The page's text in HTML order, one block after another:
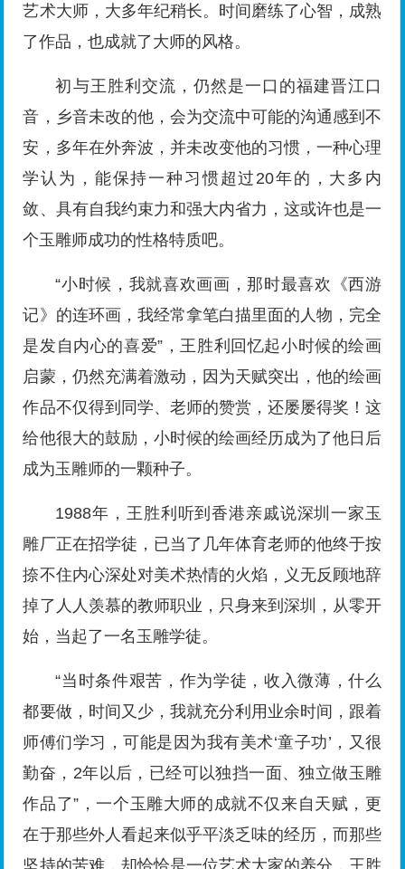
艺术大师，大多年纪稍长。时间磨练了心智，成熟
了作品，也成就了大师的风格。
初与王胜利交流，仍然是一口的福建晋江口
音，乡音未改的他，会为交流中可能的沟通感到不
安，多年在外奔波，并未改变他的习惯，一种心理
学认为，能保持一种习惯超过20年的，大多内
敛、具有自我约束力和强大内省力，这或许也是一
个玉雕师成功的性格特质吧。
“小时候，我就喜欢画画，那时最喜欢《西游
记》的连环画，我经常拿笔白描里面的人物，完全
是发自内心的喜爱”，王胜利回忆起小时候的绘画
启蒙，仍然充满着激动，因为天赋突出，他的绘画
作品不仅得到同学、老师的赞赏，还屡屡得奖！这
给他很大的鼓励，小时候的绘画经历成为了他日后
成为玉雕师的一颗种子。
1988年，王胜利听到香港亲戚说深圳一家玉
雕厂正在招学徒，已当了几年体育老师的他终于按
捺不住内心深处对美术热情的火焰，义无反顾地辞
掉了人人羡慕的教师职业，只身来到深圳，从零开
始，当起了一名玉雕学徒。
“当时条件艰苦，作为学徒，收入微薄，什么
都要做，时间又少，我就充分利用业余时间，跟着
师傅们学习，可能是因为我有美术‘童子功’，又很
勤奋，2年以后，已经可以独挡一面、独立做玉雕
作品了”，一个玉雕大师的成就不仅来自天赋，更
在于那些外人看起来似乎平淡乏味的经历，而那些
坚持的苦难，却恰恰是一位艺术大家的养分，王胜